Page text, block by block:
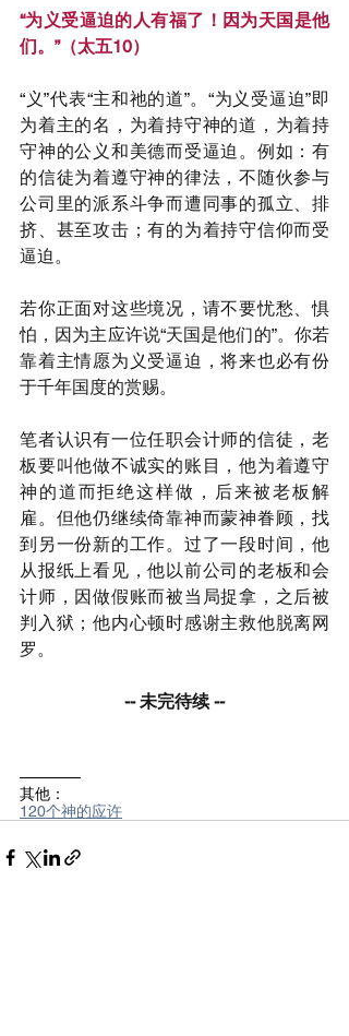
“为义受逼迫的人有福了！因为天国是他
们。”（太五10）
“义”代表“主和祂的道”。“为义受逼迫”即
为着主的名，为着持守神的道，为着持
守神的公义和美德而受逼迫。例如：有
的信徒为着遵守神的律法，不随伙参与
公司里的派系斗争而遭同事的孤立、排
挤、甚至攻击；有的为着持守信仰而受
逼迫。
若你正面对这些境况，请不要忧愁、惧
怕，因为主应许说“天国是他们的”。你若
靠着主情愿为义受逼迫，将来也必有份
于千年国度的赏赐。
笔者认识有一位任职会计师的信徒，老
板要叫他做不诚实的账目，他为着遵守
神的道而拒绝这样做，后来被老板解
雇。但他仍继续倚靠神而蒙神眷顾，找
到另一份新的工作。过了一段时间，他
从报纸上看见，他以前公司的老板和会
计师，因做假账而被当局捉拿，之后被
判入狱；他内心顿时感谢主救他脱离网
罗。
-- 未完待续 --
————
其他：
120个神的应许